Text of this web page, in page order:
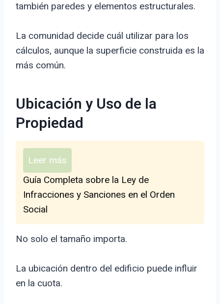
también paredes y elementos estructurales.
La comunidad decide cuál utilizar para los
cálculos, aunque la superficie construida es la
más común.
Ubicación y Uso de la
Propiedad
Leer más
Guía Completa sobre la Ley de
Infracciones y Sanciones en el Orden
Social
No solo el tamaño importa.
La ubicación dentro del edificio puede influir
en la cuota.